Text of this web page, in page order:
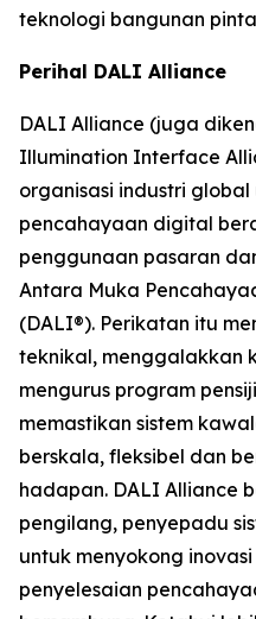
teknologi bangunan
Perihal DALI Alliance
DALI Alliance (juga
Illumination Interface
organisasi industri
pencahayaan digital
penggunaan pasaran
Antara Muka
(DALI®). Perikatan itu
teknikal, menggalakkan
mengurus program
memastikan sistem
berskala, fleksibel dan
hadapan. DALI Alliance
pengilang, penyepadu
untuk menyokong
penyelesaian